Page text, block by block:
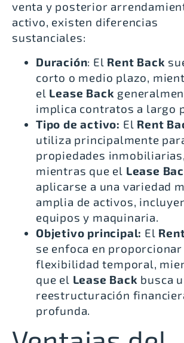
venta y posterior
activo, existen diferencias
sustanciales:
Duración: El Rent Back
corto o medio plazo,
el Lease Back
implica contratos a largo
Tipo de activo: El Rent
utiliza principalmente
propiedades inmobiliarias,
mientras que el Lease
aplicarse a una variedad
amplia de activos,
equipos y maquinaria.
Objetivo principal: El
se enfoca en proporcionar
flexibilidad temporal,
que el Lease Back busca
reestructuración
profunda.